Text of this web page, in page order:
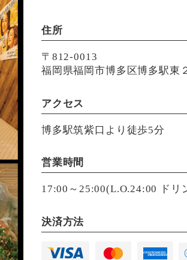
住所
〒812-0013
福岡県福岡市博多区博多駅東
アクセス
博多駅筑紫口より徒歩5分
営業時間
17:00～25:00(L.O.24:00 ドリ
決済方法